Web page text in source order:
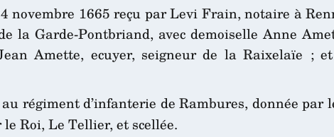
novembre 1665 reçu par Levi Frain, notaire à
la Garde-Pontbriand, avec demoiselle Anne
Amette, ecuyer, seigneur de la Raixelaïe ;
régiment d’infanterie de Rambures, donnée
Roi, Le Tellier, et scellée.